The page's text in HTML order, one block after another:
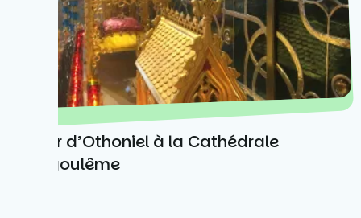
Trésor d’Othoniel à la Cathédrale
d'Angoulême